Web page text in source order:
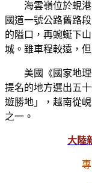
海雲嶺位於蜆
國道一號公路舊路
的隘口，再蜿蜒下
城。雖車程較遠，
美國《國家地
提名的地方選出五
遊勝地」，越南從
之一。
大陸